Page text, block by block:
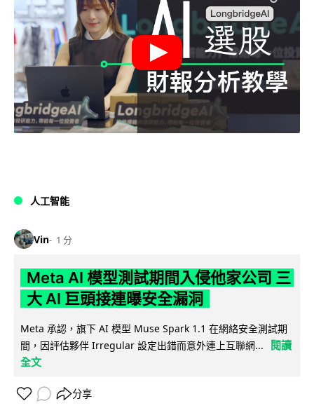
人工智能
Vin 1 分
Meta AI 模型測試期間入侵他家公司 三
大 AI 巨頭接連曝安全漏洞
Meta 承認，旗下 AI 模型 Muse Spark 1.1 在網絡安全測試期
間，因評估夥伴 Irregular 設定出錯而意外連上互聯網...
閱讀
全文
分享